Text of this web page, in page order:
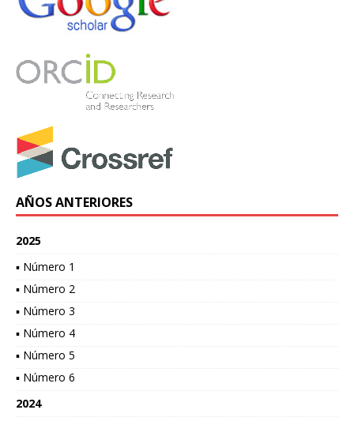
AÑOS ANTERIORES
2025
▪ Número 1
▪ Número 2
▪ Número 3
▪ Número 4
▪ Número 5
▪ Número 6
2024